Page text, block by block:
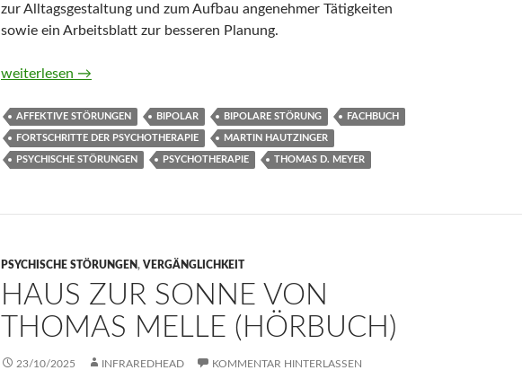
zur Alltagsgestaltung und zum Aufbau angenehmer Tätigkeiten
sowie ein Arbeitsblatt zur besseren Planung.
Bipolare Störungen (Fortschritte der Psychotherapie) von Martin Hautzinger und
weiterlesen →
AFFEKTIVE STÖRUNGEN BIPOLAR BIPOLARE STÖRUNG FACHBUCH
FORTSCHRITTE DER PSYCHOTHERAPIE MARTIN HAUTZINGER
PSYCHISCHE STÖRUNGEN PSYCHOTHERAPIE THOMAS D. MEYER
PSYCHISCHE STÖRUNGEN, VERGÄNGLICHKEIT
HAUS ZUR SONNE VON
THOMAS MELLE (HÖRBUCH)
23/10/2025 INFRAREDHEAD KOMMENTAR HINTERLASSEN